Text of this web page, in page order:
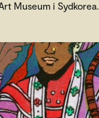
Museum i Sydkorea.